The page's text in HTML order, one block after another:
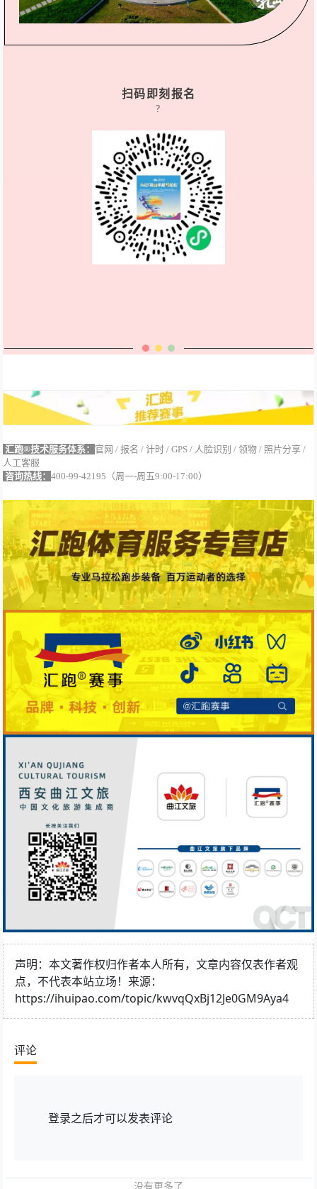
扫码即刻报名
?
汇跑®技术服务体系： 官网 / 报名 / 计时 / GPS / 人脸识别 / 领物 / 照片分享 /
人工客服
咨询热线： 400-99-42195（周一-周五9:00-17:00）
声明：本文著作权归作者本人所有，文章内容仅表作者观
点，不代表本站立场！来源：
https://ihuipao.com/topic/kwvqQxBj12Je0GM9Aya4
评论
登录之后才可以发表评论
没有更多了